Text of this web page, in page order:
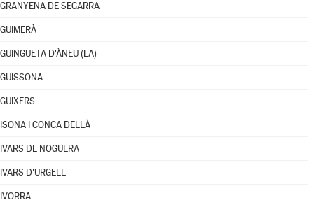
GRANYENA DE SEGARRA
GUIMERÀ
GUINGUETA D'ÀNEU (LA)
GUISSONA
GUIXERS
ISONA I CONCA DELLÀ
IVARS DE NOGUERA
IVARS D'URGELL
IVORRA